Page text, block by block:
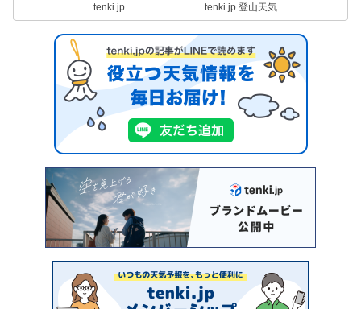
tenki.jp tenki.jp 登山天気